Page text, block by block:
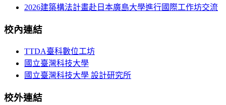
2026建築構法計畫赴日本廣島大學進行國際工作坊交流
校內連結
TTDA臺科數位工坊
國立臺灣科技大學
國立臺灣科技大學 設計研究所
校外連結